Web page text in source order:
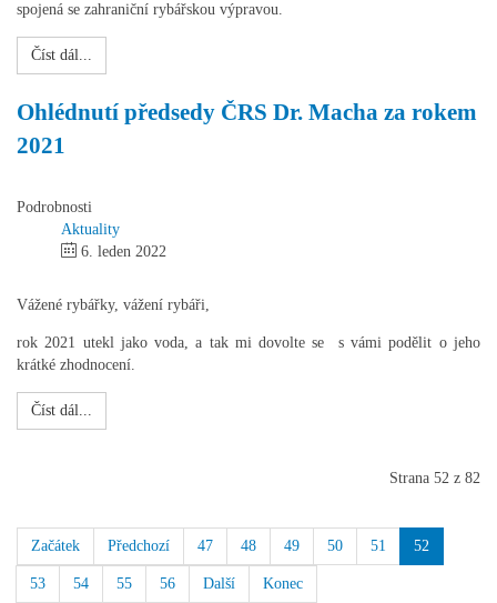
spojená se zahraniční rybářskou výpravou.
Číst dál...
Ohlédnutí předsedy ČRS Dr. Macha za rokem
2021
Podrobnosti
Aktuality
6. leden 2022
Vážené rybářky, vážení rybáři,
rok 2021 utekl jako voda, a tak mi dovolte se s vámi podělit o jeho
krátké zhodnocení.
Číst dál...
Strana 52 z 82
Začátek Předchozí 47 48 49 50 51 52
53 54 55 56 Další Konec